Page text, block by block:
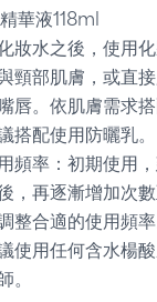
華液118ml
妝水之後，使用
頸部肌膚，或直
唇。依肌膚需求
搭配使用防曬乳。
頻率：初期使用
，再逐漸增加次
整合適的使用頻
使用任何含水楊